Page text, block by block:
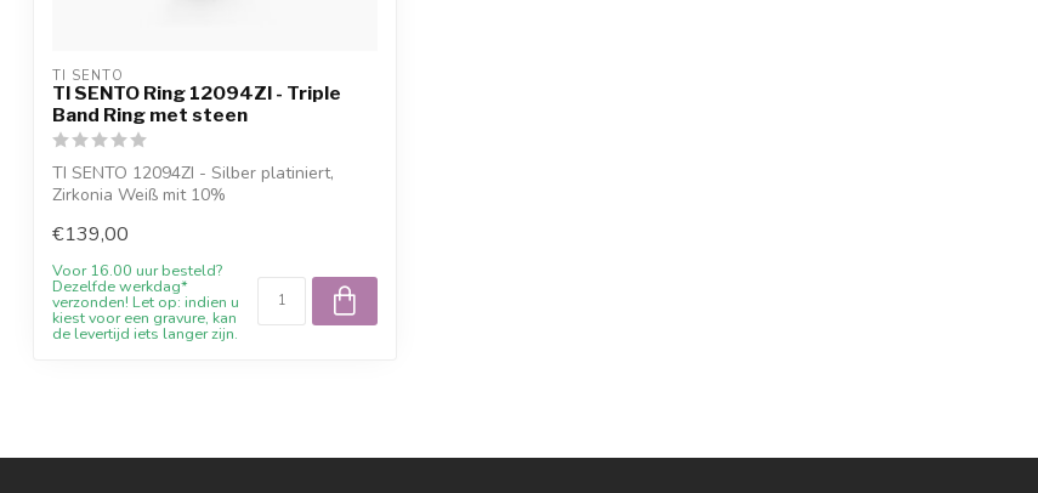
TI SENTO
TI SENTO Ring 12094ZI - Triple
Band Ring met steen
TI SENTO 12094ZI - Silber platiniert,
Zirkonia Weiß mit 10%
€139,00
Voor 16.00 uur besteld?
Dezelfde werkdag*
verzonden! Let op: indien u
kiest voor een gravure, kan
de levertijd iets langer zijn.